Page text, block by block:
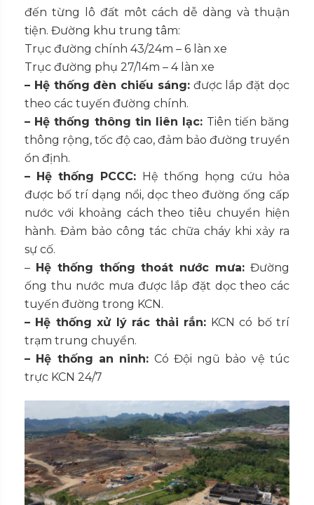
đến từng lô đất môt cách dễ dàng và thuận
tiện. Đường khu trung tâm:
Trục đường chính 43/24m – 6 làn xe
Trục đường phụ 27/14m – 4 làn xe
– Hệ thống đèn chiếu sáng:được lắp đặt dọc
theo các tuyến đường chính.
– Hệ thống thông tin liên lạc: Tiên tiến băng
thông rộng, tốc độ cao, đảm bảo đường truyền
ổn định.
– Hệ thống PCCC: Hệ thống họng cứu hỏa
được bố trí dạng nổi, dọc theo đường ống cấp
nước với khoảng cách theo tiêu chuyển hiện
hành. Đảm bảo công tác chữa cháy khi xảy ra
sự cố.
– Hệ thống thống thoát nước mưa: Đường
ống thu nước mưa được lắp đặt dọc theo các
tuyến đường trong KCN.
– Hệ thống xử lý rác thải rắn: KCN có bố trí
trạm trung chuyển.
– Hệ thống an ninh: Có Đội ngũ bảo vệ túc
trực KCN 24/7